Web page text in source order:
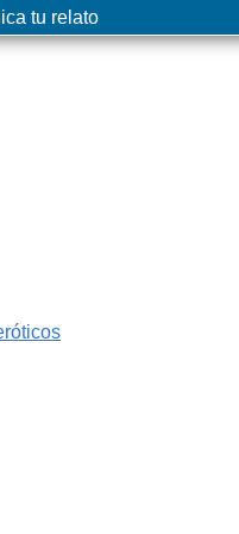
tu relato